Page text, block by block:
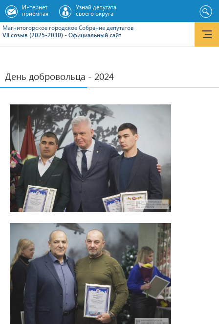
Магнитогорское городское Cобрание депутатов
VII созыв (2025-2030) - Официальный сайт
Интернет
приёмная
Узнай депутата
своего округа
День добровольца - 2024